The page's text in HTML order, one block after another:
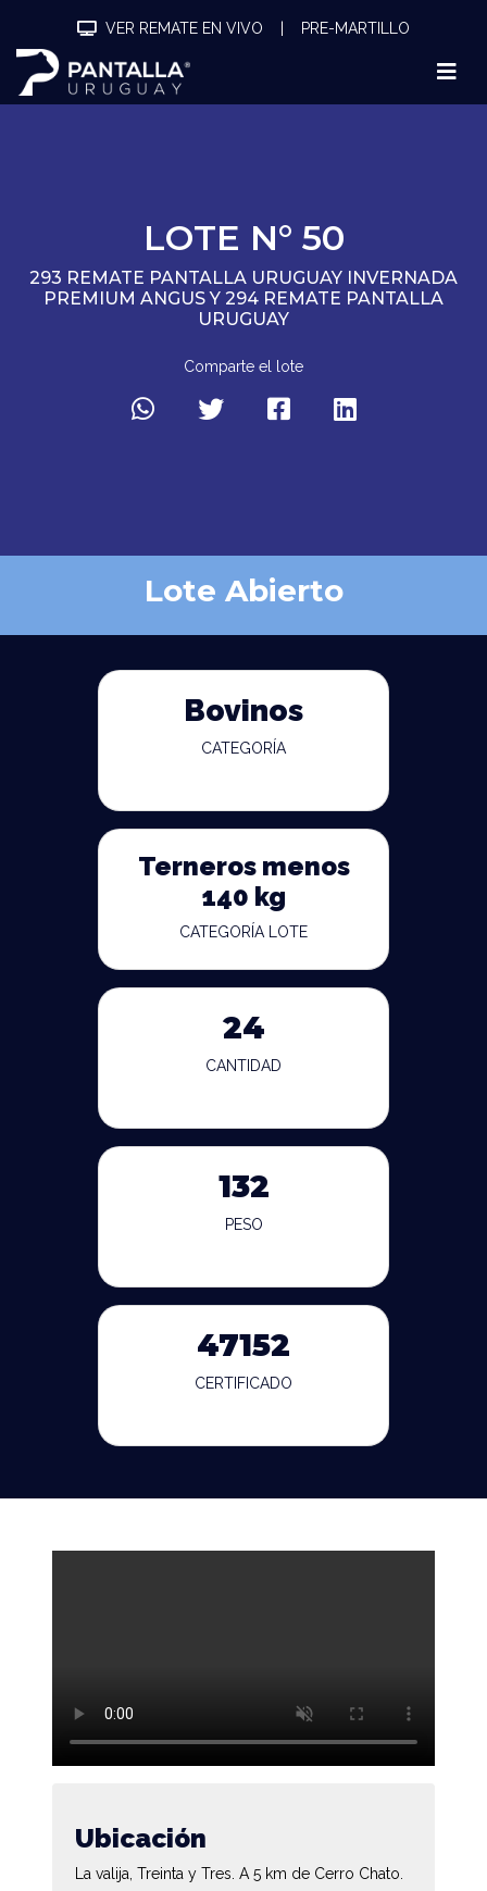
VER REMATE EN VIVO PRE-MARTILLO
LOTE N° 50
293 REMATE PANTALLA URUGUAY INVERNADA
PREMIUM ANGUS Y 294 REMATE PANTALLA
URUGUAY
Comparte el lote
Lote Abierto
Bovinos
CATEGORÍA
Terneros menos
140 kg
CATEGORÍA LOTE
24
CANTIDAD
132
PESO
47152
CERTIFICADO
Ubicación
La valija, Treinta y Tres. A 5 km de Cerro Chato.